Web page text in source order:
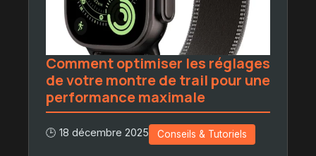
Comment optimiser les réglages
de votre montre de trail pour une
performance maximale
🕒 18 décembre 2025 Conseils & Tutoriels